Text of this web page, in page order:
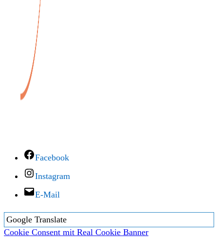
Facebook
Instagram
E-Mail
Google Translate
Cookie Consent mit Real Cookie Banner